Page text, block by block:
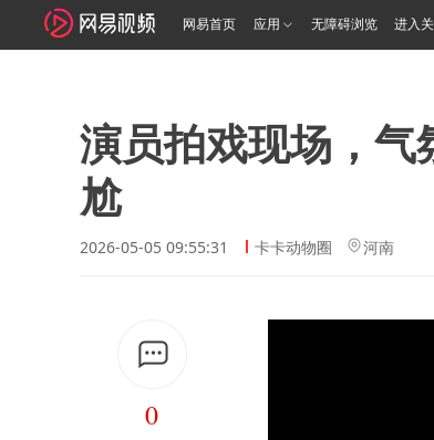
网易首页 应用 无障碍浏览 进入
演员拍戏现场，
尬
2026-05-05 09:55:31 卡卡动物圈 河南
0